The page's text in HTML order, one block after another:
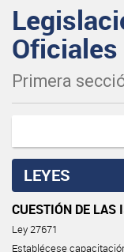
Oficiales
Primera
LEYES
CUESTIÓN DE LAS
Ley 27671
Establécese